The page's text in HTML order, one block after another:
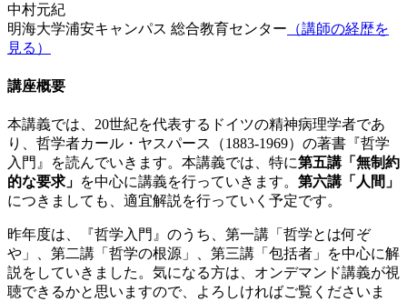
中村元紀
明海大学浦安キャンパス 総合教育センター （講師の経歴を
見る）
講座概要
本講義では、20世紀を代表するドイツの精神病理学者であ
り、哲学者カール・ヤスパース（1883-1969）の著書『哲学
入門』を読んでいきます。本講義では、特に第五講「無制約
的な要求」 を中心に講義を行っていきます。 第六講「人間」
につきましても、適宜解説を行っていく予定です。
昨年度は、『哲学入門』のうち、第一講「哲学とは何ぞ
や」、第二講「哲学の根源」、第三講「包括者」を中心に解
説をしていきました。気になる方は、オンデマンド講義が視
聴できるかと思いますので、よろしければご覧くださいま